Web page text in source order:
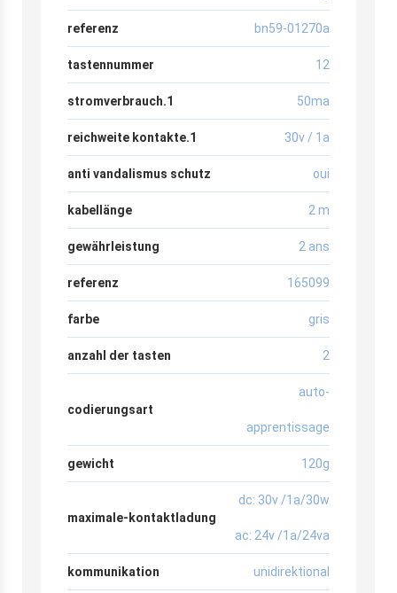
referenz bn59-01270a
tastennummer 12
stromverbrauch.1 50ma
reichweite kontakte.1 30v / 1a
anti vandalismus schutz oui
kabellänge 2 m
gewährleistung 2 ans
referenz 165099
farbe gris
anzahl der tasten 2
codierungsart
auto-
apprentissage
gewicht 120g
maximale-kontaktladung
dc: 30v /1a/30w
ac: 24v /1a/24va
kommunikation unidirektional